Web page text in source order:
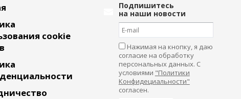
cookie
Подпишитесь
на наши новости
Нажимая на кнопку, я даю
согласие на обработку
персональных данных. С
условиями "Политики
Конфидециальности"
согласен.